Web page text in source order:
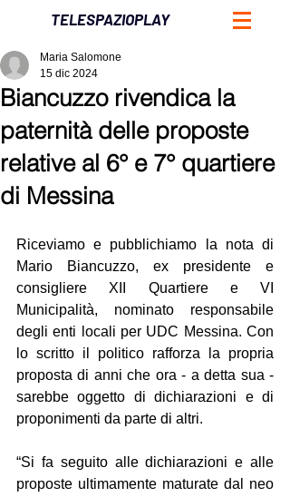
TELESPAZIOPLAY
Biancuzzo rivendica la
paternità delle proposte
relative al 6° e 7° quartiere
di Messina
Maria Salomone
15 dic 2024
Riceviamo e pubblichiamo la nota di
Mario Biancuzzo, ex presidente e
consigliere XII Quartiere e VI
Municipalità, nominato responsabile
degli enti locali per UDC Messina. Con
lo scritto il politico rafforza la propria
proposta di anni che ora - a detta sua -
sarebbe oggetto di dichiarazioni e di
proponimenti da parte di altri.
“Si fa seguito alle dichiarazioni e alle
proposte ultimamente maturate dal neo